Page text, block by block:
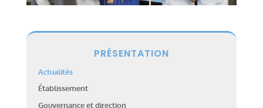
PRÉSENTATION
Actualités
Établissement
Gouvernance et direction